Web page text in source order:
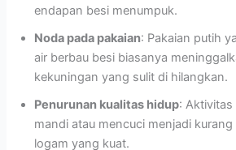
endapan besi menumpuk.
Noda pada pakaian: Pakaian putih
air berbau besi biasanya
kekuningan yang sulit di hilangkan.
Penurunan kualitas hidup:
mandi atau mencuci menjadi
logam yang kuat.